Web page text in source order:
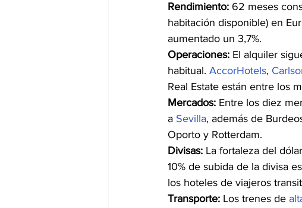
Rendimiento: 62 meses
habitación disponible) en
aumentado un 3,7%.
Operaciones: El alquiler
habitual. AccorHotels,
Real Estate están entre los
Mercados: Entre los diez
a Sevilla, además de
Oporto y Rotterdam.
Divisas: La fortaleza del
10% de subida de la divisa
los hoteles de viajeros
Transporte: Los trenes de